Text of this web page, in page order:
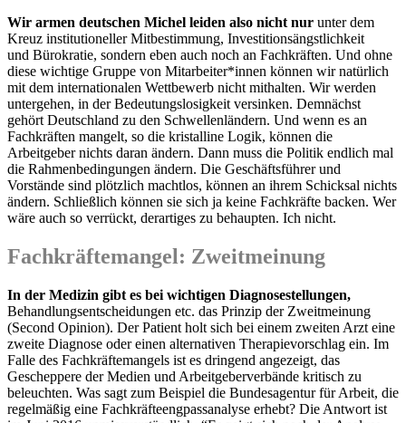
Wir armen deutschen Michel leiden also nicht nur unter dem
Kreuz institutioneller Mitbestimmung, Investitionsängstlichkeit
und Bürokratie, sondern eben auch noch an Fachkräften. Und ohne
diese wichtige Gruppe von Mitarbeiter*innen können wir natürlich
mit dem internationalen Wettbewerb nicht mithalten. Wir werden
untergehen, in der Bedeutungslosigkeit versinken. Demnächst
gehört Deutschland zu den Schwellenländern. Und wenn es an
Fachkräften mangelt, so die kristalline Logik, können die
Arbeitgeber nichts daran ändern. Dann muss die Politik endlich mal
die Rahmenbedingungen ändern. Die Geschäftsführer und
Vorstände sind plötzlich machtlos, können an ihrem Schicksal nichts
ändern. Schließlich können sie sich ja keine Fachkräfte backen. Wer
wäre auch so verrückt, derartiges zu behaupten. Ich nicht.
Fachkräftemangel: Zweitmeinung
In der Medizin gibt es bei wichtigen Diagnosestellungen,
Behandlungsentscheidungen etc. das Prinzip der Zweitmeinung
(Second Opinion). Der Patient holt sich bei einem zweiten Arzt eine
zweite Diagnose oder einen alternativen Therapievorschlag ein. Im
Falle des Fachkräftemangels ist es dringend angezeigt, das
Gescheppere der Medien und Arbeitgeberverbände kritisch zu
beleuchten. Was sagt zum Beispiel die Bundesagentur für Arbeit, die
regelmäßig eine Fachkräfteengpassanalyse erhebt? Die Antwort ist